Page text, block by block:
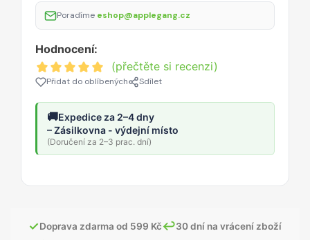
Poradíme eshop@applegang.cz
Hodnocení:
(přečtěte si recenzi)
Přidat do oblíbených Sdílet
🚚Expedice za 2–4 dny
– Zásilkovna - výdejní místo
(Doručení za 2–3 prac. dní)
✓Doprava zdarma od 599 Kč↩30 dní na vrácení zboží